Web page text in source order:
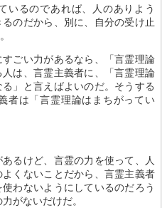
いるのであれば、人のありよう
のだから、別に、自分の受け止
ごい力があるなら、「言霊理論
は、言霊主義者に、「言霊理論
」と言えばよいのだ。そうする
者は「言霊理論はまちがってい
るけど、言霊の力を使って、人
くないことだから、言霊主義者
わないようにしているのだろう
がないだけだ。